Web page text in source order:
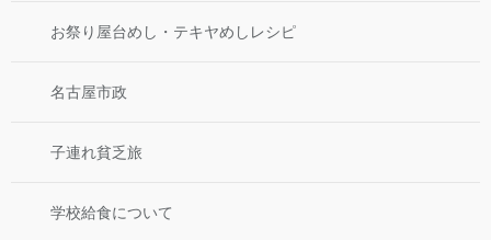
お祭り屋台めし・テキヤめしレシピ
名古屋市政
子連れ貧乏旅
学校給食について